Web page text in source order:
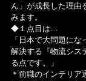
ん」が成長した理由
みます。
◆１点目は…
「日本で大問題に
解決する『物流シス
る点です。」
＊前職のインテリア